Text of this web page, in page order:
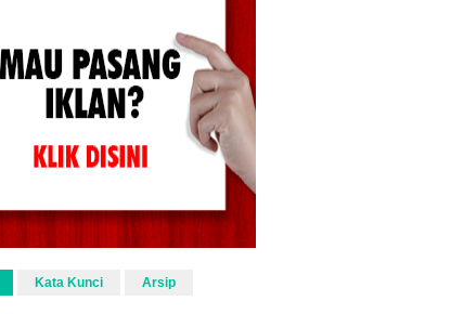
Kata Kunci Arsip